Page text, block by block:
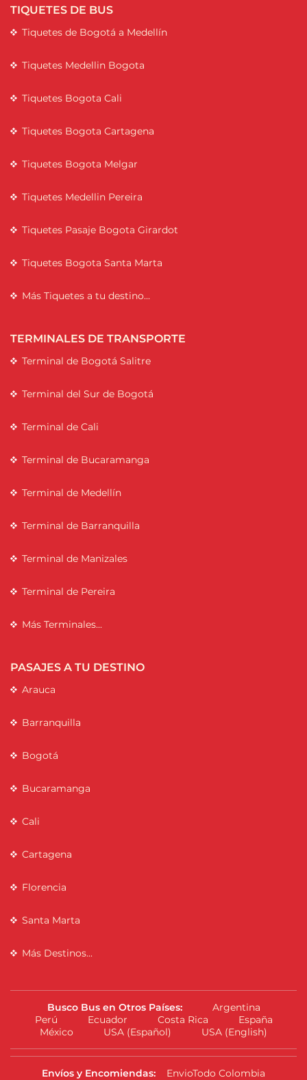
TIQUETES DE BUS
Tiquetes de Bogotá a Medellín
Tiquetes Medellin Bogota
Tiquetes Bogota Cali
Tiquetes Bogota Cartagena
Tiquetes Bogota Melgar
Tiquetes Medellin Pereira
Tiquetes Pasaje Bogota Girardot
Tiquetes Bogota Santa Marta
Más Tiquetes a tu destino...
TERMINALES DE TRANSPORTE
Terminal de Bogotá Salitre
Terminal del Sur de Bogotá
Terminal de Cali
Terminal de Bucaramanga
Terminal de Medellín
Terminal de Barranquilla
Terminal de Manizales
Terminal de Pereira
Más Terminales...
PASAJES A TU DESTINO
Arauca
Barranquilla
Bogotá
Bucaramanga
Cali
Cartagena
Florencia
Santa Marta
Más Destinos...
Busco Bus en Otros Países:
Argentina
Perú
Ecuador Costa Rica
España
México
USA (Español) USA (English)
Envíos y Encomiendas: EnvioTodo Colombia